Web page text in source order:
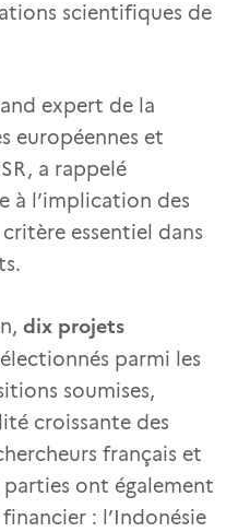
scientifiques de
expert de la
européennes et
a rappelé
à l’implication des
essentiel dans
dix projets
parmi les
soumises,
croissante des
français et
parties ont également
: l’Indonésie